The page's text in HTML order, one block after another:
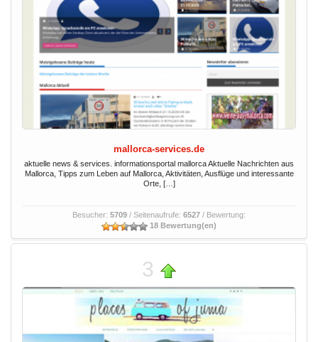
mallorca-services.de
aktuelle news & services. informationsportal mallorca Aktuelle Nachrichten aus
Mallorca, Tipps zum Leben auf Mallorca, Aktivitäten, Ausflüge und interessante
Orte, […]
Besucher: 5709 / Seitenaufrufe: 6527 / Bewertung:
18 Bewertung(en)
3